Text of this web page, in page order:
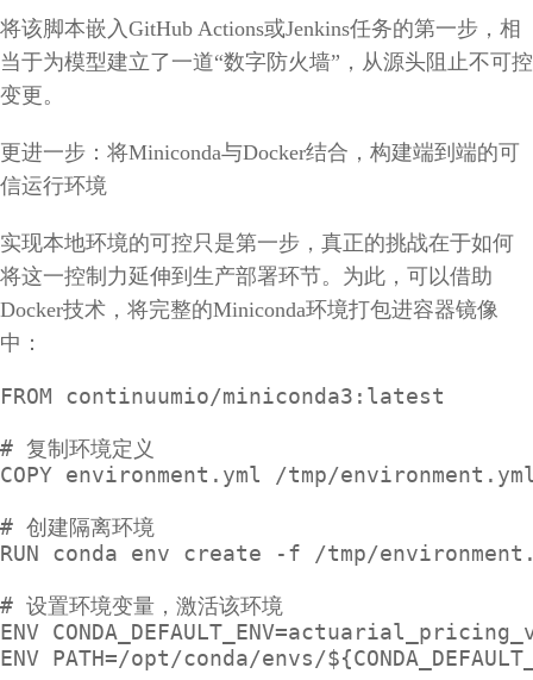
将该脚本嵌入GitHub Actions或Jenkins任务的第一步，相
当于为模型建立了一道“数字防火墙”，从源头阻止不可控
变更。
更进一步：将Miniconda与Docker结合，构建端到端的可
信运行环境
实现本地环境的可控只是第一步，真正的挑战在于如何
将这一控制力延伸到生产部署环节。为此，可以借助
Docker技术，将完整的Miniconda环境打包进容器镜像
中：
FROM continuumio/miniconda3:latest
# 复制环境定义
COPY environment.yml /tmp/
# 创建隔离环境
RUN conda env create -f /tmp/
# 设置环境变量，激活该环境
ENV
ENV PATH=/opt/conda/envs/